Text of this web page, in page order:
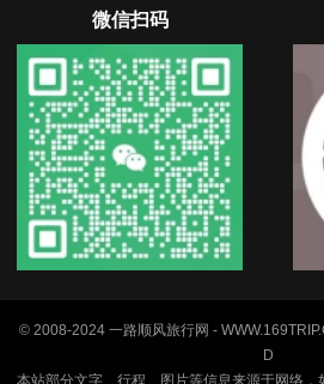
微信扫码
© 2008-2024 一路顺风旅行网 -
D